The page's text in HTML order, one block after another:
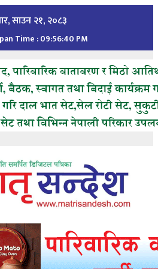
साउन २१, २०८३
Time :09:56:42 PM